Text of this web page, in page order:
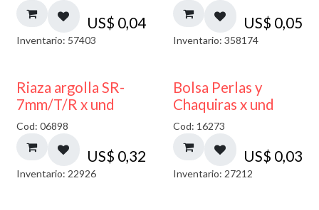
US$ 0,04
Inventario: 57403
US$ 0,05
Inventario: 358174
Riaza argolla SR-
7mm/T/R x und
Cod: 06898
US$ 0,32
Inventario: 22926
Bolsa Perlas y
Chaquiras x und
Cod: 16273
US$ 0,03
Inventario: 27212